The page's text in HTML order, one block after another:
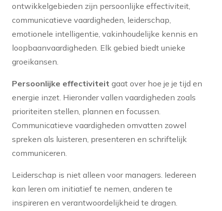
ontwikkelgebieden zijn persoonlijke effectiviteit,
communicatieve vaardigheden, leiderschap,
emotionele intelligentie, vakinhoudelijke kennis en
loopbaanvaardigheden. Elk gebied biedt unieke
groeikansen.
Persoonlijke effectiviteit gaat over hoe je je tijd en
energie inzet. Hieronder vallen vaardigheden zoals
prioriteiten stellen, plannen en focussen.
Communicatieve vaardigheden omvatten zowel
spreken als luisteren, presenteren en schriftelijk
communiceren.
Leiderschap is niet alleen voor managers. Iedereen
kan leren om initiatief te nemen, anderen te
inspireren en verantwoordelijkheid te dragen.